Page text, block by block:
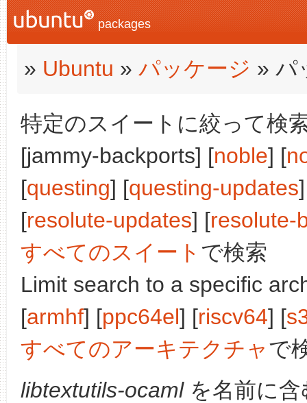
packages
» Ubuntu » パッケージ » パ
特定のスイートに絞って検
[jammy-backports] [noble] [
[questing] [questing-updates
[resolute-updates] [resolute-
すべてのスイート で検索
Limit search to a specific
[armhf] [ppc64el] [riscv64] [
すべてのアーキテクチャで
libtextutils-ocamlを名前に含